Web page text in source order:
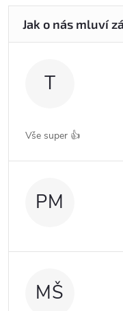
T
Vše super 👍
PM
MŠ